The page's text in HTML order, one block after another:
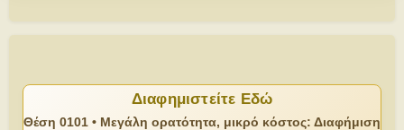
Διαφημιστείτε Εδώ
Θέση 0101 • Μεγάλη ορατότητα, μικρό κόστος: Διαφήμιση